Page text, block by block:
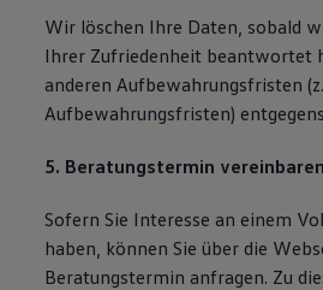
Wir löschen Ihre Daten, sobald
Ihrer Zufriedenheit beantwortet
anderen Aufbewahrungsfristen
Aufbewahrungsfristen)
5. Beratungstermin vereinbaren
Sofern Sie Interesse an einem
haben, können Sie über die
Beratungstermin anfragen. Zu